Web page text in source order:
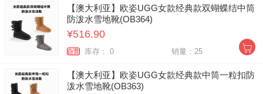
【澳大利亚】欧姿UGG女款经典款双蝴蝶结中筒
防泼水雪地靴(OB364)
¥516.90
自营 库存： 0 销量：25
【澳大利亚】欧姿UGG女款经典款中筒一粒扣防
泼水雪地靴(OB363)